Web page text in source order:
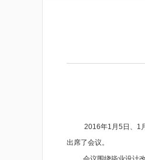
2016年1 月 5 日、 1
出席了会议。